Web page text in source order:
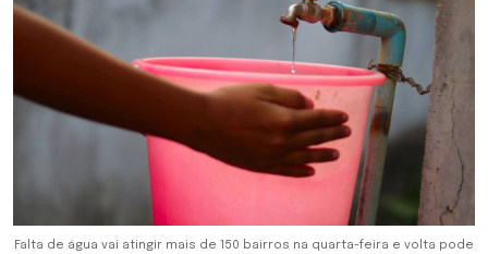
Falta de água vai atingir mais de 150 bairros na quarta-feira e volta pode